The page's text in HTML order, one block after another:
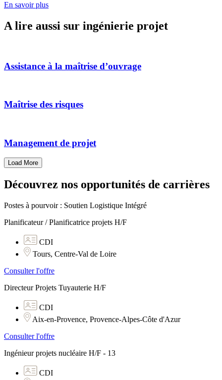
En savoir plus
A lire aussi sur ingénierie projet
Assistance à la maîtrise d’ouvrage
Maîtrise des risques
Management de projet
Load More
Découvrez nos opportunités de carrières
Postes à pourvoir : Soutien Logistique Intégré
Planificateur / Planificatrice projets H/F
CDI
Tours, Centre-Val de Loire
Consulter l'offre
Directeur Projets Tuyauterie H/F
CDI
Aix-en-Provence, Provence-Alpes-Côte d'Azur
Consulter l'offre
Ingénieur projets nucléaire H/F - 13
CDI